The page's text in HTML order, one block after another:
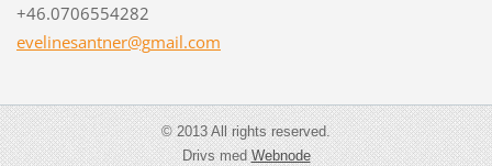
+46.0706554282
evelinesantner@gmail.com
© 2013 All rights reserved.
Drivs medWebnode